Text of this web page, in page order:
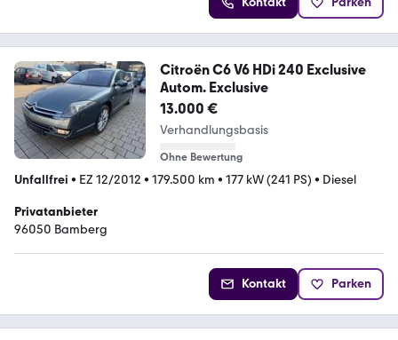
Citroën C6 V6 HDi 240 Exclusive
Autom. Exclusive
13.000 €
Verhandlungsbasis
Ohne Bewertung
Unfallfrei • EZ 12/2012 • 179.500 km • 177 kW (241 PS) • Diesel
Privatanbieter
96050 Bamberg
Kontakt Parken